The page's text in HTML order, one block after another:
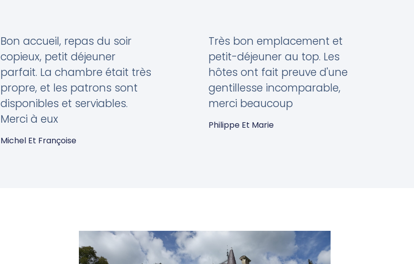
Bon accueil, repas du soir
copieux, petit déjeuner
parfait. La chambre était très
propre, et les patrons sont
disponibles et serviables.
Merci à eux
Michel Et Françoise
Très bon emplacement et
petit-déjeuner au top. Les
hôtes ont fait preuve d'une
gentillesse incomparable,
merci beaucoup
Philippe Et Marie
Avril 2022